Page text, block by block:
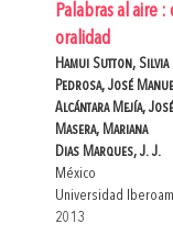
Palabras al aire
oralidad
Hamui Sutton, Silvia
Pedrosa, José
Alcántara Mejía,
Masera, Mariana
Dias Marques, J. J.
México
Universidad
2013